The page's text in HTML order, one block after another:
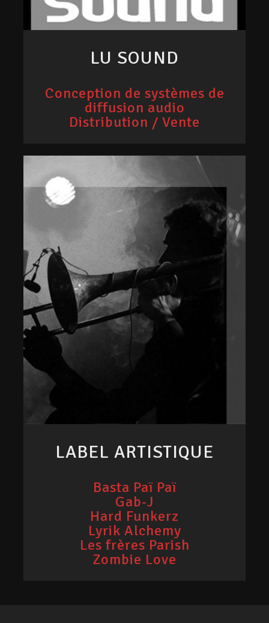
LU SOUND
Conception de systèmes de
diffusion audio
Distribution / Vente
LABEL ARTISTIQUE
Basta Paï Paï
Gab-J
Hard Funkerz
Lyrik Alchemy
Les frères Parish
Zombie Love